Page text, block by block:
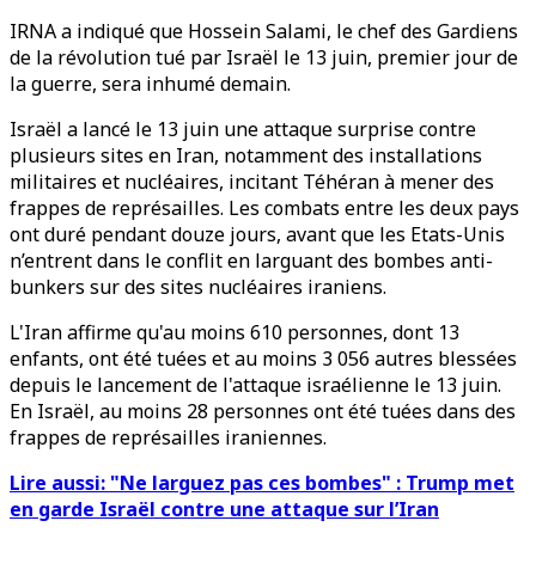
IRNA a indiqué que Hossein Salami, le chef des Gardiens
de la révolution tué par Israël le 13 juin, premier jour de
la guerre, sera inhumé demain.
Israël a lancé le 13 juin une attaque surprise contre
plusieurs sites en Iran, notamment des installations
militaires et nucléaires, incitant Téhéran à mener des
frappes de représailles. Les combats entre les deux pays
ont duré pendant douze jours, avant que les Etats-Unis
n’entrent dans le conflit en larguant des bombes anti-
bunkers sur des sites nucléaires iraniens.
L'Iran affirme qu'au moins 610 personnes, dont 13
enfants, ont été tuées et au moins 3 056 autres blessées
depuis le lancement de l'attaque israélienne le 13 juin.
En Israël, au moins 28 personnes ont été tuées dans des
frappes de représailles iraniennes.
Lire aussi: "Ne larguez pas ces bombes" : Trump met
en garde Israël contre une attaque sur l’Iran